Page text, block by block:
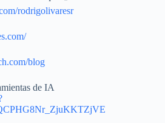
rodrigolivaresr
blog
de IA